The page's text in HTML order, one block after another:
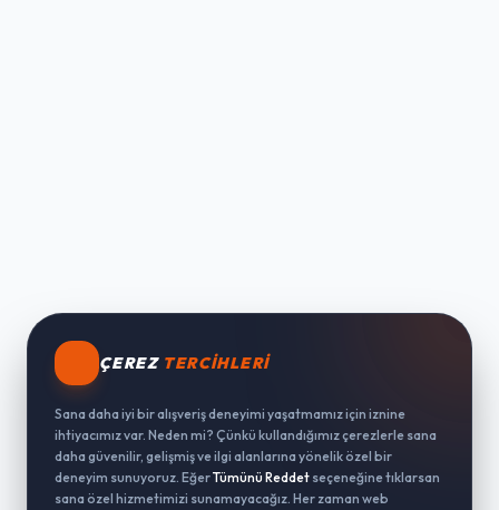
ÇEREZ TERCIHLERI
Sana daha iyi bir alışveriş deneyimi yaşatmamız için iznine
ihtiyacımız var. Neden mi? Çünkü kullandığımız çerezlerle sana
daha güvenilir, gelişmiş ve ilgi alanlarına yönelik özel bir
deneyim sunuyoruz. EğerTümünü Reddet seçeneğine tıklarsan
sana özel hizmetimizi sunamayacağız. Her zaman web